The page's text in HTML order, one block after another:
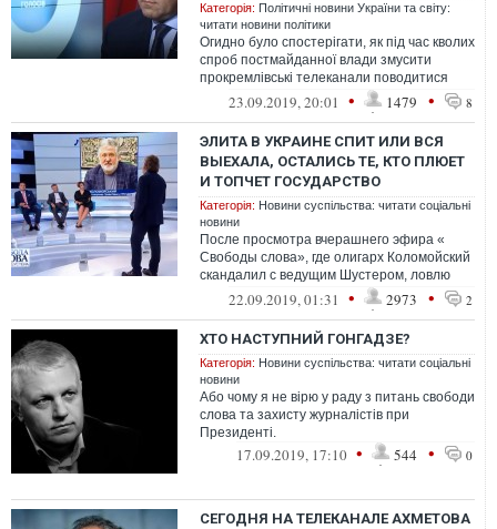
Категорія: Політичні новини України та світу:
читати новини політики
Огидно було спостерігати, як під час кволих
спроб постмайданної влади змусити
прокремлівські телеканали поводитися
бодай трохи пристойніше, на їхній з...
23.09.2019, 20:01 • 1479 • 8
ЭЛИТА В УКРАИНЕ СПИТ ИЛИ ВСЯ
ВЫЕХАЛА, ОСТАЛИСЬ ТЕ, КТО ПЛЮЕТ
И ТОПЧЕТ ГОСУДАРСТВО
Категорія: Новини суспільства: читати соціальні
новини
После просмотра вчерашнего эфира «
Свободы слова», где олигарх Коломойский
скандалил с ведущим Шустером, ловлю
себя на мысли, что мы живём в стране, г...
22.09.2019, 01:31 • 2973 • 2
ХТО НАСТУПНИЙ ГОНГАДЗЕ?
Категорія: Новини суспільства: читати соціальні
новини
Або чому я не вірю у раду з питань свободи
слова та захисту журналістів при
Президенті.
17.09.2019, 17:10 • 544 • 0
СЕГОДНЯ НА ТЕЛЕКАНАЛЕ АХМЕТОВА